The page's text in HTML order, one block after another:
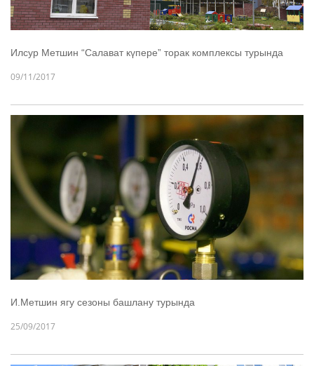
Илсур Метшин “Салават күпере” торак комплексы турында
09/11/2017
И.Метшин ягу сезоны башлану турында
25/09/2017